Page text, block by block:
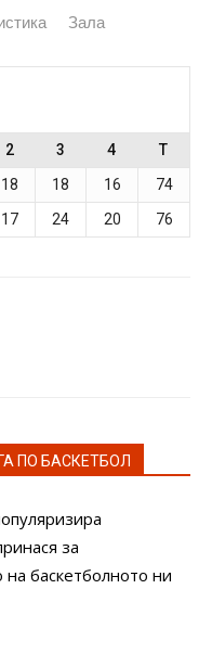
Зала
2 3 4
T
18 18 16
74
17 24 20 76
ПО БАСКЕТБОЛ
за
баскетболното ни